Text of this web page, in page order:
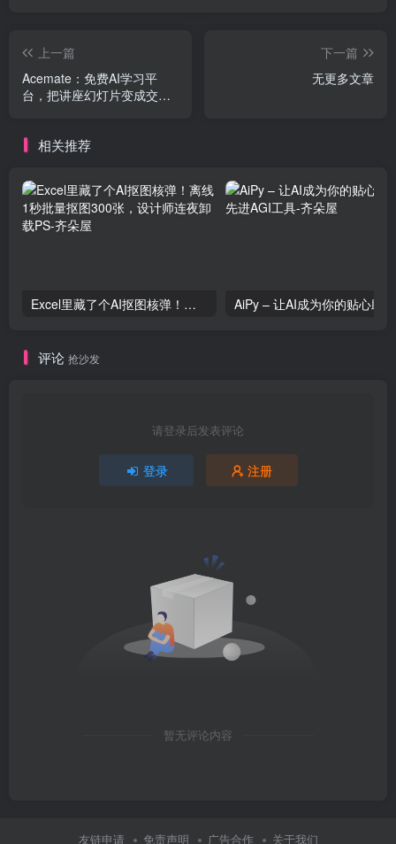
上一篇
Acemate：免费AI学习平
台，把讲座幻灯片变成交互
下一篇
无更多文章
相关推荐
Excel里藏了个AI抠图核弹！离线1秒批量抠图300张，设计师连夜卸载PS
评论 抢沙发
请登录后发表评论
登录 注册
暂无评论内容
友链申请 免责声明 广告合作 关于我们